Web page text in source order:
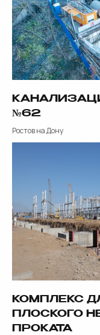
№62
Ростов на Дону
КОМПЛЕКС
ПЛОСКОГО
ПРОКАТА